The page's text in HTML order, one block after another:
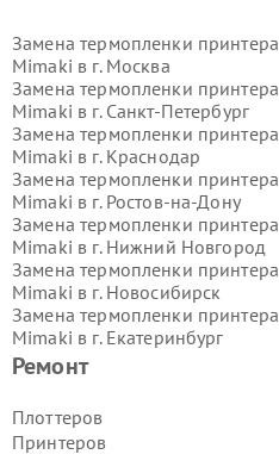
Ремонт
Плоттеров
Принтеров
Замена термопленки принтера
Mimaki в г. Москва
Замена термопленки принтера
Mimaki в г. Санкт-Петербург
Замена термопленки принтера
Mimaki в г. Краснодар
Замена термопленки принтера
Mimaki в г. Ростов-на-Дону
Замена термопленки принтера
Mimaki в г. Нижний Новгород
Замена термопленки принтера
Mimaki в г. Новосибирск
Замена термопленки принтера
Mimaki в г. Екатеринбург
Замена термопленки принтера
Замена термопленки принтера
Mimaki в г.
Замена термопленки принтера